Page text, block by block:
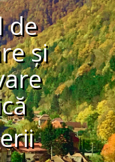
de
și